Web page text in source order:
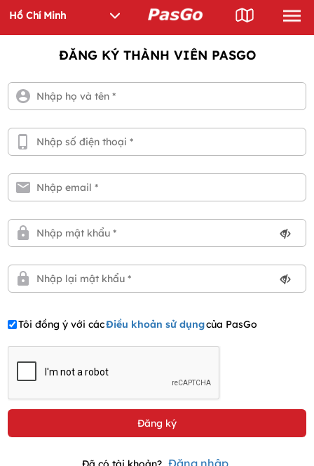
ĐĂNG KÝ THÀNH VIÊN PASGO
Tôi đồng ý với cácĐiều khoản sử dụngcủa PasGo
Đăng nhập